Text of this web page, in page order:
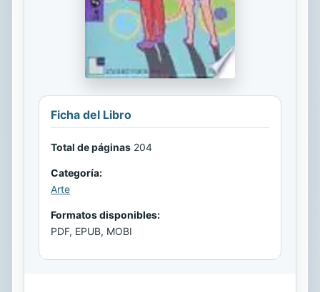
Ficha del Libro
Total de páginas 204
Categoría:
Arte
Formatos disponibles:
PDF, EPUB, MOBI